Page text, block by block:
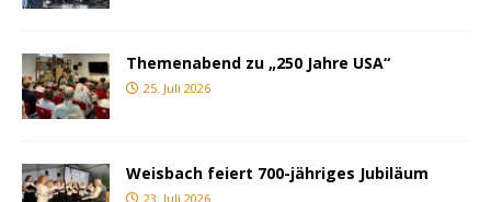
Themenabend zu „250 Jahre USA“
25. Juli 2026
Weisbach feiert 700-jähriges Jubiläum
23. Juli 2026